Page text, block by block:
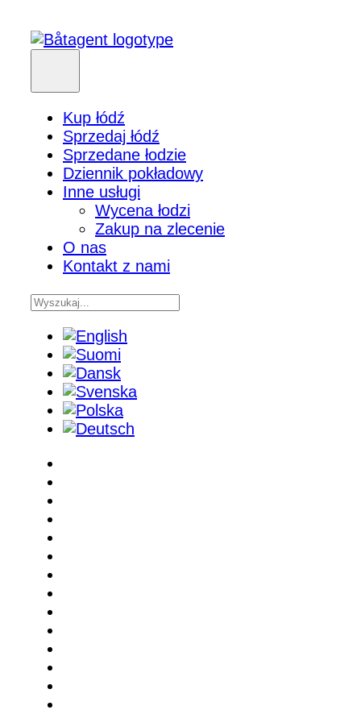
Kup łódź
Sprzedaj łódź
Sprzedane łodzie
Dziennik pokładowy
Inne usługi
Wycena łodzi
Zakup na zlecenie
O nas
Kontakt z nami